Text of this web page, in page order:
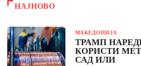
НАЈНОВО
МАКЕДОНИЈА
ТРАМП
КОРИСТИ
САД ИЛИ